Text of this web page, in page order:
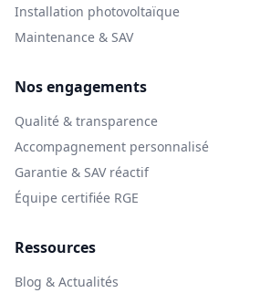
Installation photovoltaïque
Maintenance & SAV
Nos engagements
Qualité & transparence
Accompagnement personnalisé
Garantie & SAV réactif
Équipe certifiée RGE
Ressources
Blog & Actualités